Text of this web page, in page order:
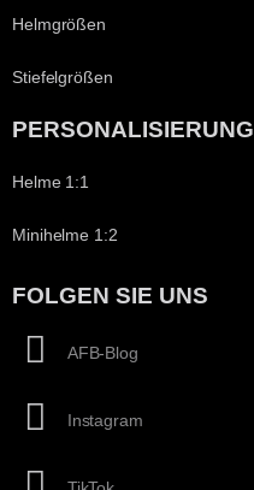
Helmgrößen
Stiefelgrößen
PERSONALISIERUNG
Helme 1:1
Minihelme 1:2
FOLGEN SIE UNS
AFB-Blog
Instagram